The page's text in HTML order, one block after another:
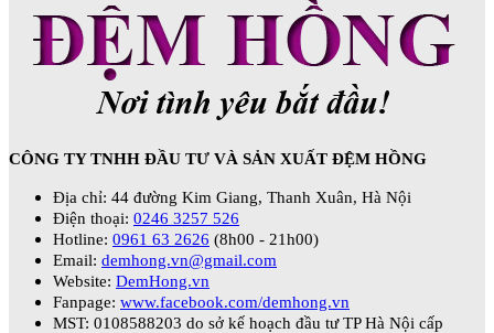
CÔNG TY TNHH ĐẦU TƯ VÀ SẢN XUẤT ĐỆM HỒNG
Địa chỉ: 44 đường Kim Giang, Thanh Xuân, Hà Nội
Điện thoại: 0246 3257 526
Hotline: 0961 63 2626 (8h00 - 21h00)
Email: demhong.vn@gmail.com
Website: DemHong.vn
Fanpage: www.facebook.com/demhong.vn
MST: 0108588203 do sở kế hoạch đầu tư TP Hà Nội cấp